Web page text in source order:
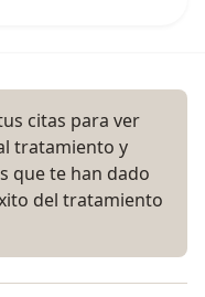
citas para ver
tratamiento y
que te han dado
del tratamiento